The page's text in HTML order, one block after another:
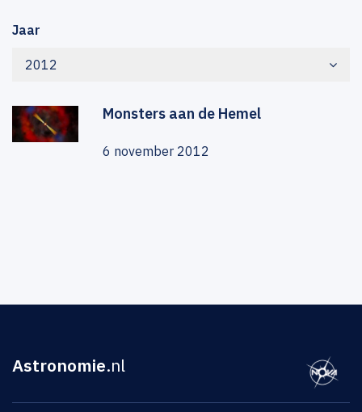
Jaar
2012
Monsters aan de Hemel
6 november 2012
Astronomie.nl